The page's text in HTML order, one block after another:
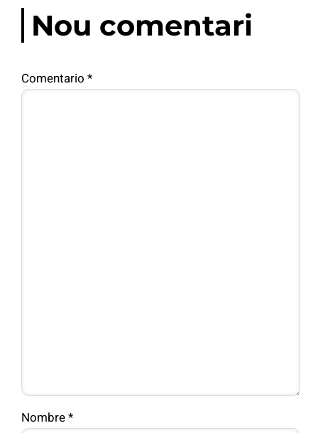
Nou comentari
Comentario *
Nombre *